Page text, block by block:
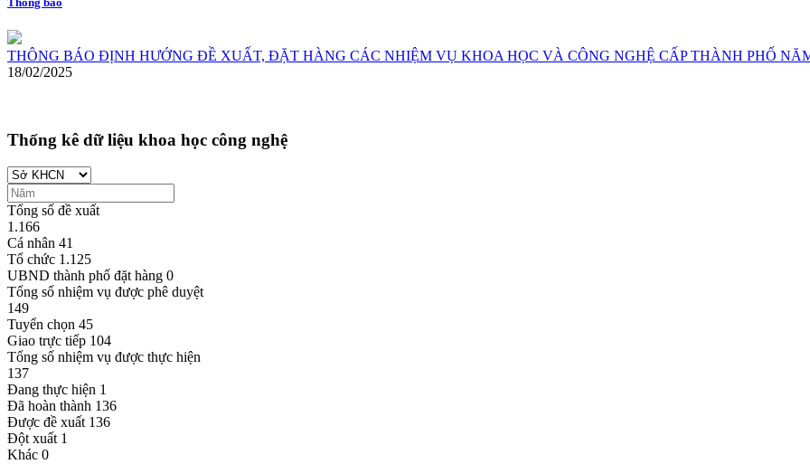
THÔNG BÁO ĐỊNH HƯỚNG ĐỀ XUẤT, ĐẶT HÀNG CÁC NHIỆM VỤ KHOA HỌC VÀ CÔNG NGHỆ CẤP THÀNH PHỐ
18/02/2025
Thống kê dữ liệu khoa học công nghệ
Tổng số đề xuất
1.166
Cá nhân 41
Tổ chức 1.125
UBND thành phố đặt hàng 0
Tổng số nhiệm vụ được phê duyệt
149
Tuyển chọn 45
Giao trực tiếp 104
Tổng số nhiệm vụ được thực hiện
137
Đang thực hiện 1
Đã hoàn thành 136
Được đề xuất 136
Đột xuất 1
Khác 0